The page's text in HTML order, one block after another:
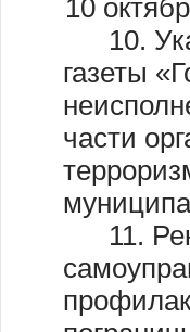
10
10.
газеты
части
11.